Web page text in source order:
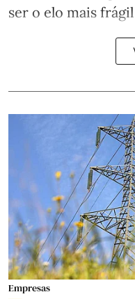
ser o elo mais
Empresas